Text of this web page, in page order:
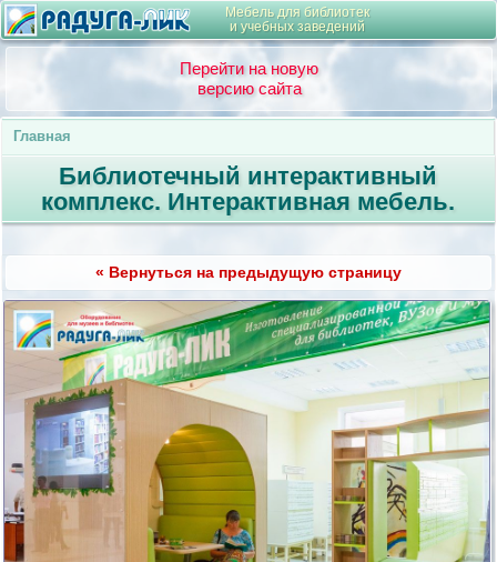
Мебель для библиотек
и учебных заведений
Перейти на новую
версию сайта
Главная
Библиотечный интерактивный
комплекс. Интерактивная мебель.
« Вернуться на предыдущую страницу